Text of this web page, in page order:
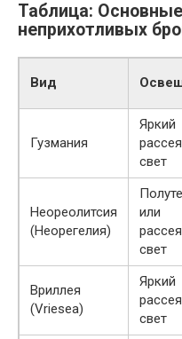
Таблица:
неприхотливых
Вид
Гузмания
Яркий
свет
Неореолитсия
(Неорегелия)
или
свет
Вриллея
(Vriesea)
Яркий
свет